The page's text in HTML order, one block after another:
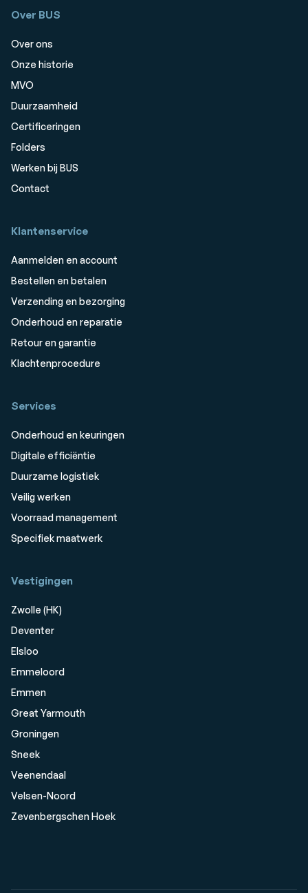
Over BUS
Over ons
Onze historie
MVO
Duurzaamheid
Certificeringen
Folders
Werken bij BUS
Contact
Klantenservice
Aanmelden en account
Bestellen en betalen
Verzending en bezorging
Onderhoud en reparatie
Retour en garantie
Klachtenprocedure
Services
Onderhoud en keuringen
Digitale efficiëntie
Duurzame logistiek
Veilig werken
Voorraad management
Specifiek maatwerk
Vestigingen
Zwolle (HK)
Deventer
Elsloo
Emmeloord
Emmen
Great Yarmouth
Groningen
Sneek
Veenendaal
Velsen-Noord
Zevenbergschen Hoek